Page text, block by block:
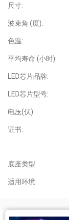
尺寸:
波束角 (度):
色温:
平均寿命 (小时):
LED芯片品牌:
LED芯片型号:
电压(伏):
证书:
底座类型:
适用环境: